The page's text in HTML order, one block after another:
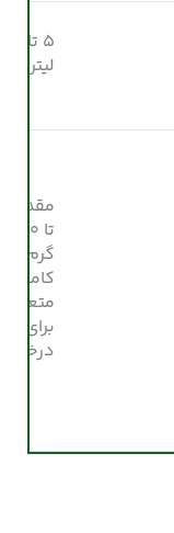
لیتر
تا ۳۰
گرم
کامل و
متعادل
برای هر
درخت